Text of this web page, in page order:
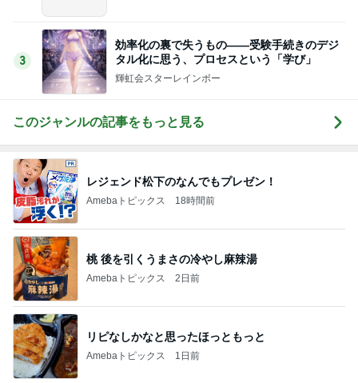
3
効率化の裏で失うもの――受験手続きのデジ
タル化に思う、プロセスという「学び」
輝虹会スターレインボー
このジャンルの記事をもっと見る
レジェンド松下のなんでもプレゼン！
Amebaトピックス 18時間前
桃 後を引くうまさの冷やし麻辣湯
Amebaトピックス 2日前
リピなしかなと思ったほっともっと
Amebaトピックス 1日前